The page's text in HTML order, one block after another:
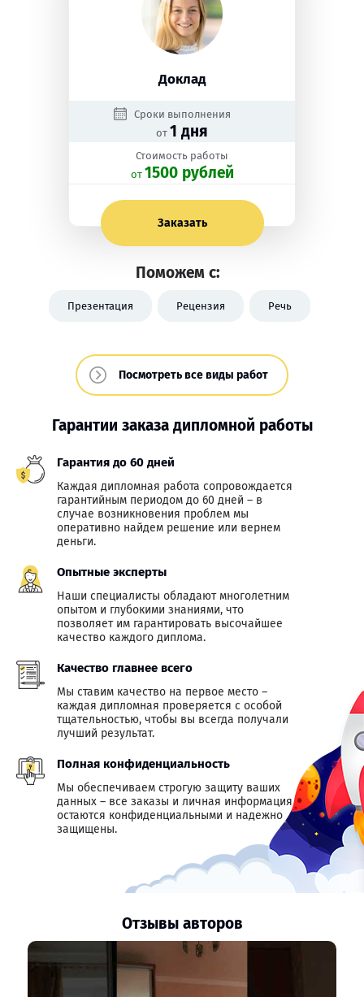
Доклад
Сроки выполнения
от 1 дня
Стоимость работы
oт 1500 рублей
Заказать
Поможем с:
Презентация Рецензия Речь
Посмотреть все виды работ
Гарантии заказа дипломной работы
Гарантия до 60 дней
Каждая дипломная работа сопровождается
гарантийным периодом до 60 дней – в
случае возникновения проблем мы
оперативно найдем решение или вернем
деньги.
Опытные эксперты
Наши специалисты обладают многолетним
опытом и глубокими знаниями, что
позволяет им гарантировать высочайшее
качество каждого диплома.
Качество главнее всего
Мы ставим качество на первое место –
каждая дипломная проверяется с особой
тщательностью, чтобы вы всегда получали
лучший результат.
Полная конфиденциальность
Мы обеспечиваем строгую защиту ваших
данных – все заказы и личная информация
остаются конфиденциальными и надежно
защищены.
Отзывы авторов